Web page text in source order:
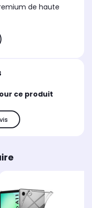
de haute
ce produit